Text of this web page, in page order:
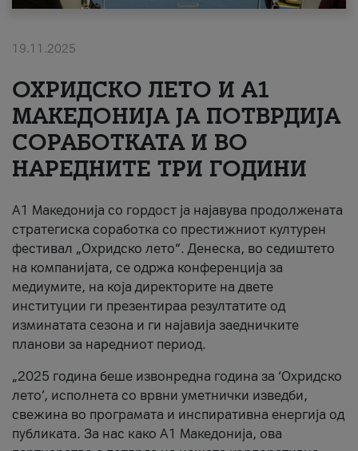
#ПодобарОнлајн
19.11.2025
ОХРИДСКО ЛЕТО И A1
МАКЕДОНИЈА ЈА ПОТВРДИЈА
СОРАБОТКАТА И ВО
НАРЕДНИТЕ ТРИ ГОДИНИ
A1 Македонија со гордост ја најавува продолжената
стратегиска соработка со престижниот културен
фестивал „Охридско лето“. Денеска, во седиштето
на компанијата, се одржа конференција за
медиумите, на која директорите на двете
институции ги презентираа резултатите од
изминатата сезона и ги најавија заедничките
планови за наредниот период.
„2025 година беше извонредна година за ‘Охридско
лето’, исполнета со врвни уметнички изведби,
свежина во програмата и инспиративна енергија од
публиката. За нас како A1 Македонија, ова